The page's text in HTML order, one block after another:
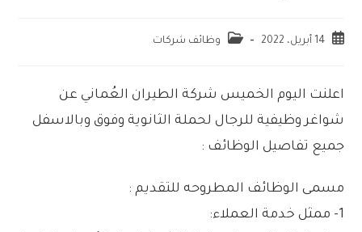
14 أبريل، 2022 وظائف شركات
اعلنت اليوم الخميس شركة الطيران العُماني عن
شواغر وظيفية للرجال لحملة الثانوية وفوق وبالاسفل
جميع تفاصيل الوظائف :
مسمى الوظائف المطروحه للتقديم :
1- ممثل خدمة العملاء: